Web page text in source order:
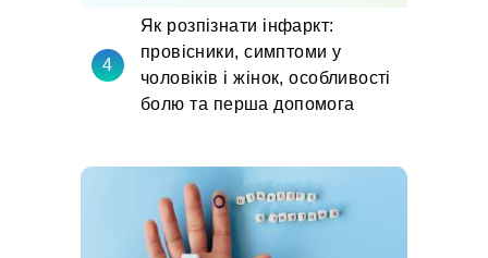
Як розпізнати інфаркт:
провісники, симптоми у
чоловіків і жінок, особливості
болю та перша допомога